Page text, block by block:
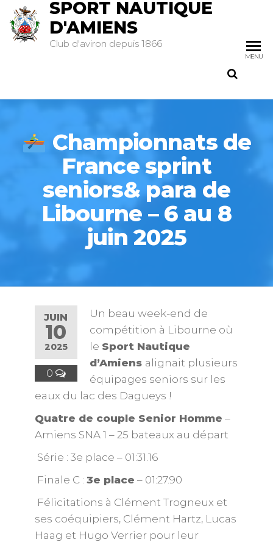
SPORT NAUTIQUE
D'AMIENS
Club d'aviron depuis 1866
MENU
Championnats de
France sprint
seniors& para de
Libourne – 6 au 8
juin 2025
JUIN
10
2025
0
Un beau week-end de
compétition à Libourne où
le Sport Nautique
d’Amiens alignait plusieurs
équipages seniors sur les
eaux du lac des Dagueys !
Quatre de couple Senior Homme –
Amiens SNA 1 – 25 bateaux au départ
Série : 3e place – 01:31.16
Finale C : 3e place – 01:27.90
Félicitations à Clément Trogneux et
ses coéquipiers, Clément Hartz, Lucas
Haag et Hugo Verrier pour leur